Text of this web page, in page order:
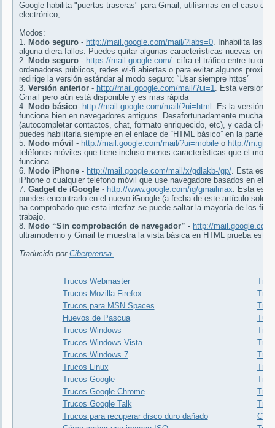
Google habilita "puertas traseras" para Gmail, utilísimas en el caso de
electrónico,
Modos:
1. Modo seguro - http://mail.google.com/mail/?labs=0. Inhabilita las
alguna diera fallos. Puedes quitar algunas características nuevas en la
2. Modo seguro - https://mail.google.com/. cifra el tráfico entre tu
ordenadores públicos, redes wi-fi abiertas o para evitar algunos proxis
redirige la versión estándar al modo seguro: “Usar siempre https”
3. Versión anterior - http://mail.google.com/mail/?ui=1. Esta versión
Gmail pero aún está disponible y es mas rápida
4. Modo básico- http://mail.google.com/mail/?ui=html . Es la versión
funciona bien en navegadores antiguos. Desafortunadamente muchas
(autocompletar contactos, chat, formato enriquecido, etc), y cada clic
puedes habilitarla siempre en el enlace de “HTML básico” en la parte
5. Modo móvil - http://mail.google.com/mail/?ui=mobile o http://
teléfonos móviles que tiene incluso menos características que el
funciona.
6. Modo iPhone - http://mail.google.com/mail/x/gdlakb-/gp/. Esta es
iPhone o cualquier teléfono móvil que use navegadore basados en el
7. Gadget de iGoogle - http://www.google.com/ig/gmailmax. Esta es
puedes encontrarlo en el nuevo iGoogle (a fecha de este artículo solo
ha comprobado que esta interfaz se puede saltar la mayoría de los
trabajo.
8. Modo “Sin comprobación de navegador” - http://
ultramoderno y Gmail te muestra la vista básica en HTML prueba esta
Traducido por Ciberprensa.
Trucos Webmaster
Trucos Mozilla Firefox
Trucos para MSN Spaces
Huevos de Pascua
Trucos Windows
Trucos Windows Vista
Trucos Windows 7
Trucos Linux
Trucos Google
Trucos Google Chrome
Trucos Google Talk
Trucos para recuperar disco duro dañado